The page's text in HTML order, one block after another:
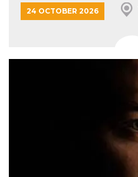
24 OCTOBER 2026